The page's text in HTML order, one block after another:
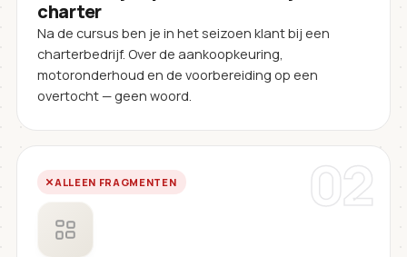
charter
Na de cursus ben je in het seizoen klant bij een
charterbedrijf. Over de aankoopkeuring,
motoronderhoud en de voorbereiding op een
overtocht — geen woord.
02
ALLEEN FRAGMENTEN